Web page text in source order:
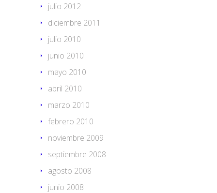
julio 2012
diciembre 2011
julio 2010
junio 2010
mayo 2010
abril 2010
marzo 2010
febrero 2010
noviembre 2009
septiembre 2008
agosto 2008
junio 2008